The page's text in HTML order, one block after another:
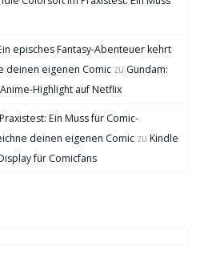
episches Fantasy-Abenteuer kehrt
deinen eigenen Comic zu Gundam:
Highlight auf Netflix
Ein Muss für Comic-
deinen eigenen Comic zu Kindle
für Comicfans